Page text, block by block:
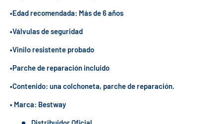
•Edad recomendada: Más de 6 años
•Válvulas de seguridad
•Vinilo resistente probado
•Parche de reparación incluido
•Contenido: una colchoneta, parche de reparación.
• Marca: Bestway